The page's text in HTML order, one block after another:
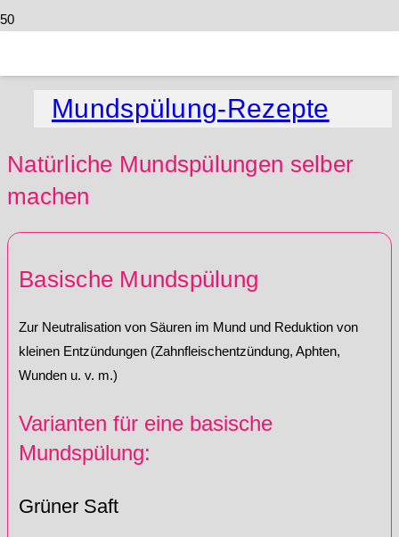
Mundspülung-Rezepte
Natürliche Mundspülungen selber
machen
Basische Mundspülung
Zur Neutralisation von Säuren im Mund und Reduktion von
kleinen Entzündungen (Zahnfleischentzündung, Aphten,
Wunden u. v. m.)
Varianten für eine basische
Mundspülung:
Grüner Saft